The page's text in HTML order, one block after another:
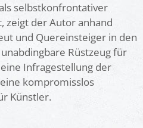
selbstkonfrontativer
zeigt der Autor anhand
und Quereinsteiger in den
Rüstzeug für
Infragestellung der
kompromisslos
Künstler.